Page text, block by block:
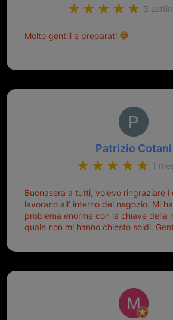
3
Molto gentili e preparati
Patrizio Cotani
1
Buonasera a tutti, volevo ringraziare
lavorano all’ interno del negozio. Mi
problema enorme con la chiave della
quale non mi hanno chiesto soldi.
Sicuramente tornerò qui per qualsiasi